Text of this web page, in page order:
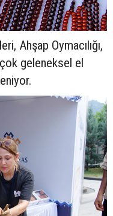
Ahşap Oymacılığı,
geleneksel el